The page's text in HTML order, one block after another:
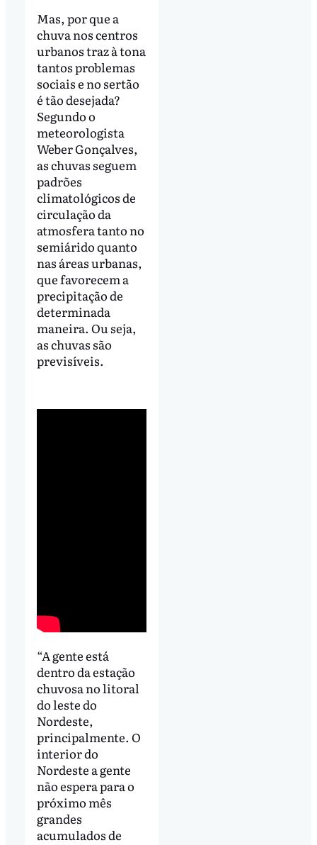
Mas, por que a
chuva nos centros
urbanos traz à tona
tantos problemas
sociais e no sertão
é tão desejada?
Segundo o
meteorologista
Weber Gonçalves,
as chuvas seguem
padrões
climatológicos de
circulação da
atmosfera tanto no
semiárido quanto
nas áreas urbanas,
que favorecem a
precipitação de
determinada
maneira. Ou seja,
as chuvas são
previsíveis.
“A gente está
dentro da estação
chuvosa no litoral
do leste do
Nordeste,
principalmente. O
interior do
Nordeste a gente
não espera para o
próximo mês
grandes
acumulados de